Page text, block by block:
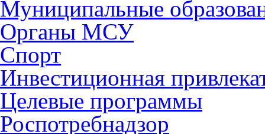
Муниципальные
Органы МСУ
Спорт
Инвестиционная
Целевые программы
Роспотребнадзор